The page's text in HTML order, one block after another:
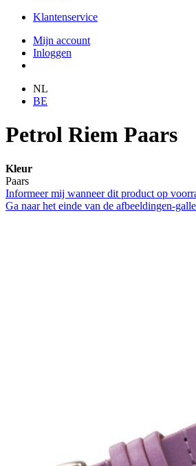
Klantenservice
Mijn account
Inloggen
NL
BE
Petrol Riem Paars
Kleur
Paars
Informeer mij wanneer dit product op
Ga naar het einde van de afbeeldingen-